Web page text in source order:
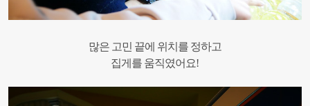
많은 고민 끝에 위치를 정하고
집게를 움직였어요!